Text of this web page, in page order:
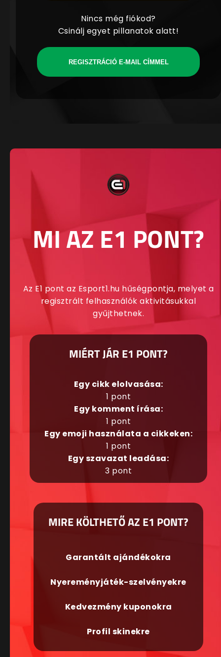
Nincs még fiókod?
Csinálj egyet pillanatok alatt!
REGISZTRÁCIÓ E-MAIL CÍMMEL
MI AZ E1 PONT?
Az E1 pont az Esport1.hu hűségpontja, melyet a
regisztrált felhasználók aktivitásukkal
gyűjthetnek.
MIÉRT JÁR E1 PONT?
Egy cikk elolvasása:
1 pont
Egy komment írása:
1 pont
Egy emoji használata a cikkeken:
1 pont
Egy szavazat leadása:
3 pont
MIRE KÖLTHETŐ AZ E1 PONT?
Garantált ajándékokra
Nyereményjáték-szelvényekre
Kedvezmény kuponokra
Profil skinekre